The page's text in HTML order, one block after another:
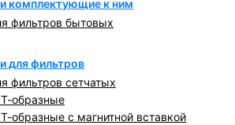
комплектующие к ним
фильтров бытовых
для фильтров
фильтров сетчатых
образные
образные с магнитной вставкой